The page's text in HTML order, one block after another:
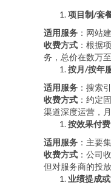
项目制/套
适用服务 ：网站
收费方式 ：根据
务，总价在数万
按月/按年
适用服务 ：搜索
收费方式 ：约定
渠道深度运营，
按效果付
适用服务 ：主要
收费方式 ：公司
但对服务商的投
业绩提成